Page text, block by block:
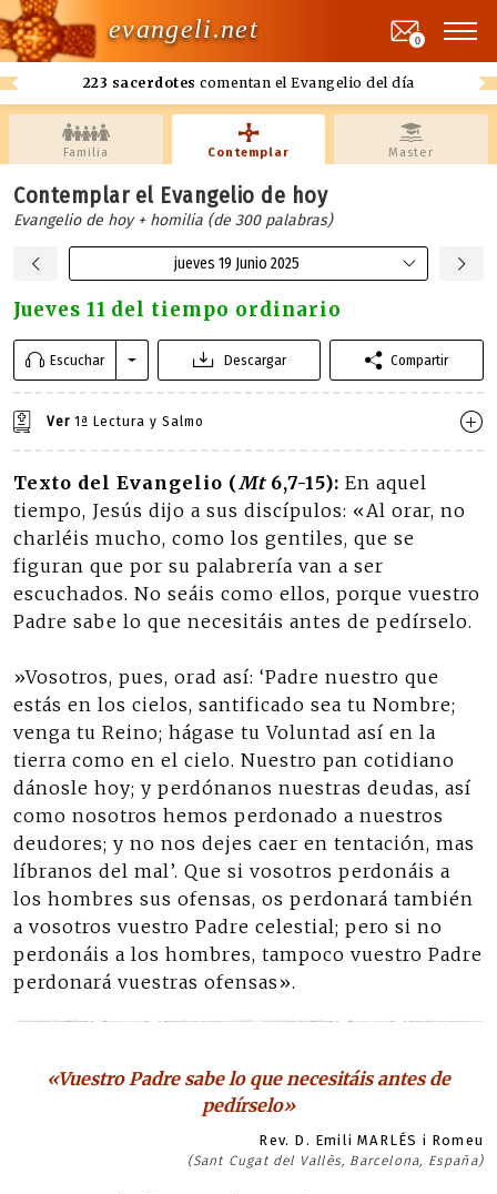
evangeli.net
223 sacerdotes comentan el Evangelio del día
0
Familia Contemplar Master
Contemplar el Evangelio de hoy
Evangelio de hoy + homilia (de 300 palabras)
jueves 19 Junio 2025
Jueves 11 del tiempo ordinario
Escuchar Descargar Compartir
Ver 1ª Lectura y Salmo
Texto del Evangelio (Mt6,7-15): En aquel
tiempo, Jesús dijo a sus discípulos: «Al orar, no
charléis mucho, como los gentiles, que se
figuran que por su palabrería van a ser
escuchados. No seáis como ellos, porque vuestro
Padre sabe lo que necesitáis antes de pedírselo.
»Vosotros, pues, orad así: ‘Padre nuestro que
estás en los cielos, santificado sea tu Nombre;
venga tu Reino; hágase tu Voluntad así en la
tierra como en el cielo. Nuestro pan cotidiano
dánosle hoy; y perdónanos nuestras deudas, así
como nosotros hemos perdonado a nuestros
deudores; y no nos dejes caer en tentación, mas
líbranos del mal’. Que si vosotros perdonáis a
los hombres sus ofensas, os perdonará también
a vosotros vuestro Padre celestial; pero si no
perdonáis a los hombres, tampoco vuestro Padre
perdonará vuestras ofensas».
«Vuestro Padre sabe lo que necesitáis antes de
pedírselo»
Rev. D. Emili MARLÉS i Romeu
(Sant Cugat del Vallès, Barcelona, España)